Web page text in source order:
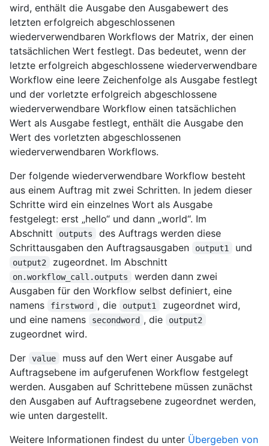
wird, enthält die Ausgabe den Ausgabewert des
letzten erfolgreich abgeschlossenen
wiederverwendbaren Workflows der Matrix, der einen
tatsächlichen Wert festlegt. Das bedeutet, wenn der
letzte erfolgreich abgeschlossene wiederverwendbare
Workflow eine leere Zeichenfolge als Ausgabe festlegt
und der vorletzte erfolgreich abgeschlossene
wiederverwendbare Workflow einen tatsächlichen
Wert als Ausgabe festlegt, enthält die Ausgabe den
Wert des vorletzten abgeschlossenen
wiederverwendbaren Workflows.
Der folgende wiederverwendbare Workflow besteht
aus einem Auftrag mit zwei Schritten. In jedem dieser
Schritte wird ein einzelnes Wort als Ausgabe
festgelegt: erst „hello“ und dann „world“. Im
Abschnitt
outputs
des Auftrags werden diese
Schrittausgaben den Auftragsausgaben
output1 und
output2 zugeordnet. Im Abschnitt
on.workflow_call.outputs
werden dann zwei
Ausgaben für den Workflow selbst definiert, eine
namens
firstword , die output1
zugeordnet wird,
und eine namens
secondword , die output2
zugeordnet wird.
Der
value
muss auf den Wert einer Ausgabe auf
Auftragsebene im aufgerufenen Workflow festgelegt
werden. Ausgaben auf Schrittebene müssen zunächst
den Ausgaben auf Auftragsebene zugeordnet werden,
wie unten dargestellt.
Weitere Informationen findest du unter Übergeben von